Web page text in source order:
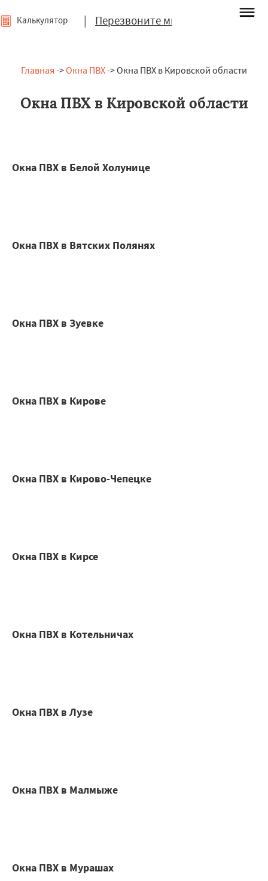
| Перезвоните мне
Калькулятор
Главная ->Окна ПВХ-> Окна ПВХ в Кировской области
Окна ПВХ в Кировской области
Окна ПВХ в Белой Холунице
Окна ПВХ в Вятских Полянях
Окна ПВХ в Зуевке
Окна ПВХ в Кирове
Окна ПВХ в Кирово-Чепецке
Окна ПВХ в Кирсе
Окна ПВХ в Котельничах
Окна ПВХ в Лузе
Окна ПВХ в Малмыже
Окна ПВХ в Мурашах